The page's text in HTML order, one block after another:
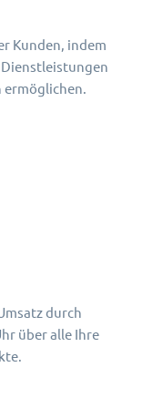
Kunden, indem
ermöglichen.
durch
über alle Ihre